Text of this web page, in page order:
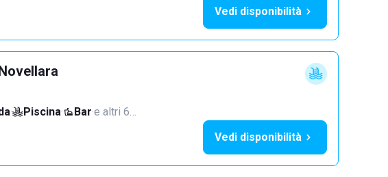
Vedi disponibilità
· Piscina· Bar·e altri 6…
Vedi disponibilità